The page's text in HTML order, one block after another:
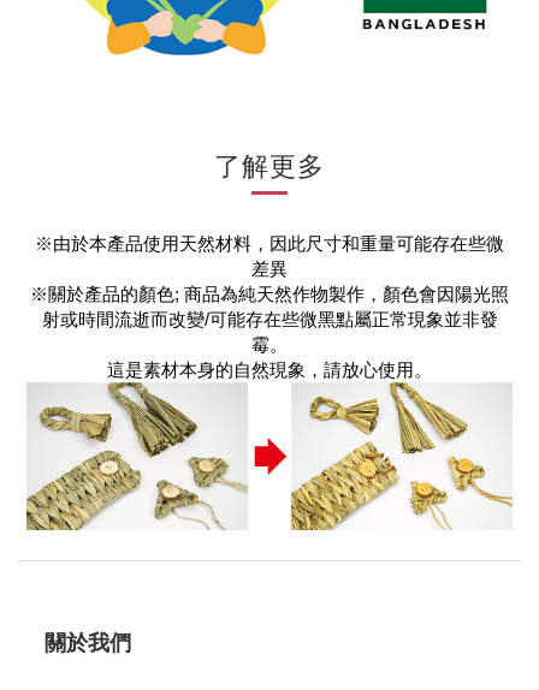
了解更多
※由於本產品使用天然材料，因此尺寸和重量可能存在些微
差異
※關於產品的顏色; 商品為純天然作物製作， 顏色會因陽光照
射或時間流逝而改變/可能存在些微黑點屬正常現象並非發
霉。
這是素材本身的自然現象，請放心使用。
關於我們